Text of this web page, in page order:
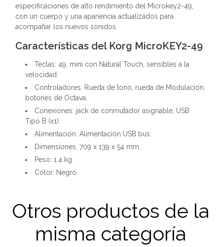
especificaciones de alto rendimiento del Microkey2-49,
con un cuerpo y una apariencia actualizados para
acompañar los nuevos sonidos.
Características del Korg MicroKEY2-49
Teclas: 49, mini con Natural Touch, sensibles a la
velocidad.
Controladores: Rueda de tono, rueda de Modulación,
botones de Octava.
Conexiones: jack de conmutador asignable, USB
Tipo B (x1).
Alimentación: Alimentación USB bus.
Dimensiones: 709 x 139 x 54 mm.
Peso: 1.4 kg.
Color: Negro.
Otros productos de la
misma categoría